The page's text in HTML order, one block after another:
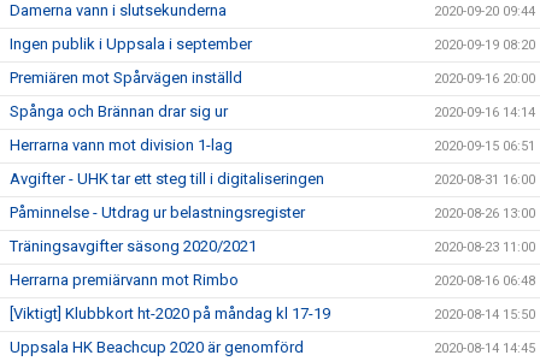
Damerna vann i slutsekunderna 2020-09-20 09:44
Ingen publik i Uppsala i september 2020-09-19 08:20
Premiären mot Spårvägen inställd 2020-09-16 20:00
Spånga och Brännan drar sig ur 2020-09-16 14:14
Herrarna vann mot division 1-lag 2020-09-15 06:51
Avgifter - UHK tar ett steg till i digitaliseringen 2020-08-31 16:00
Påminnelse - Utdrag ur belastningsregister 2020-08-26 13:00
Träningsavgifter säsong 2020/2021 2020-08-23 11:00
Herrarna premiärvann mot Rimbo 2020-08-16 06:48
[Viktigt] Klubbkort ht-2020 på måndag kl 17-19 2020-08-14 15:50
Uppsala HK Beachcup 2020 är genomförd 2020-08-14 14:45